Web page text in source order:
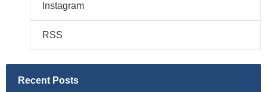
Instagram
RSS
Recent Posts